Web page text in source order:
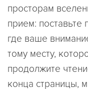
просторам
прием: поставьте
где ваше
тому месту,
продолжите
конца страницы,